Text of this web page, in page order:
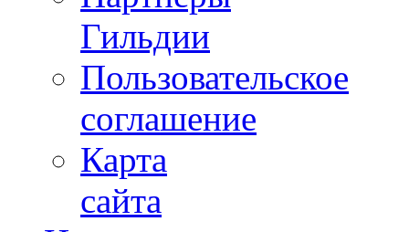
Гильдии
Пользовательское
соглашение
Карта
сайта